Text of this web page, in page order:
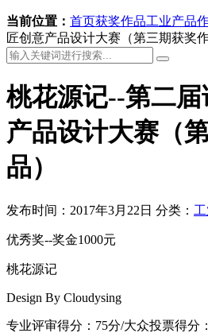
当前位置： 首页获奖作品工业产品
匠创意产品设计大赛（第三期获奖作
桃花源记--第二
产品设计大赛（
品）
发布时间：2017年3月22日 分类：
优秀奖--奖金1000元
桃花源记
Design By Cloudysing
专业评审得分：75分/大众投票得分